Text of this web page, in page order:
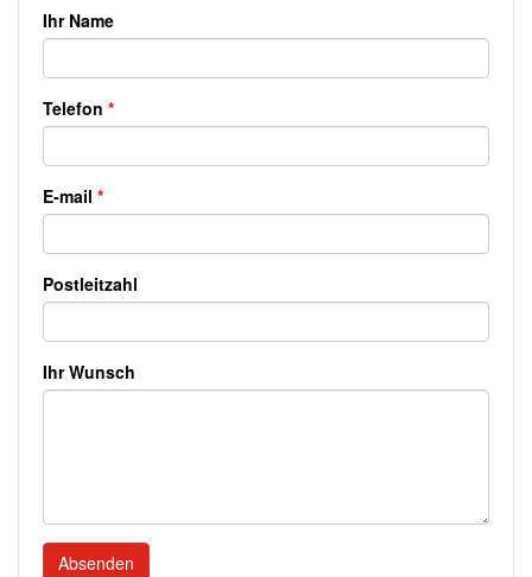
Ihr Name
Telefon *
E-mail *
Postleitzahl
Ihr Wunsch
Absenden